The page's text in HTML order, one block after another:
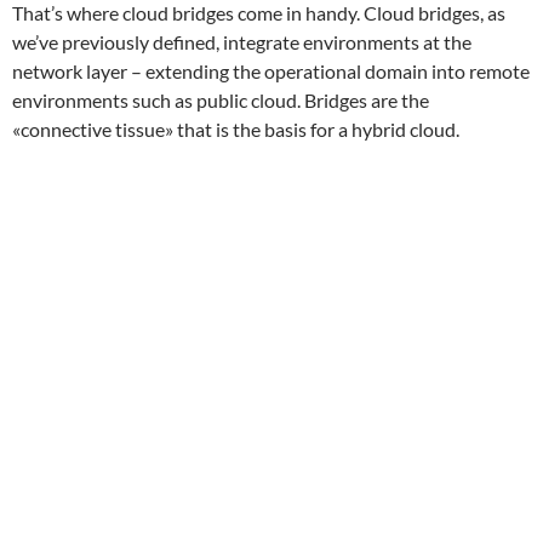
That’s where cloud bridges come in handy. Cloud bridges, as
we’ve previously defined, integrate environments at the
network layer – extending the operational domain into remote
environments such as public cloud. Bridges are the
«connective tissue» that is the basis for a hybrid cloud.